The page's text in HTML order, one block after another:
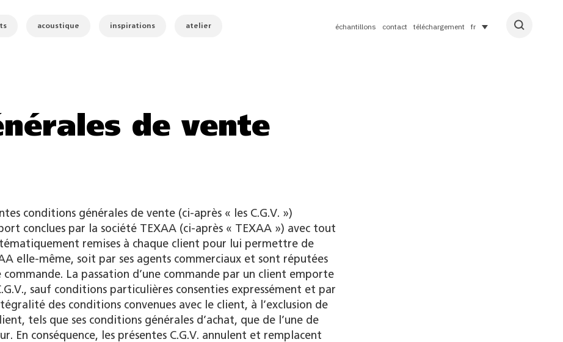
acoustique inspirations atelier échantillons contact téléchargement fr
de vente
conditions générales de vente (ci-après « les C.G.V. »)
conclues par la société TEXAA (ci-après « TEXAA ») avec tout
remises à chaque client pour lui permettre de
elle-même, soit par ses agents commerciaux et sont réputées
La passation d’une commande par un client emporte
sauf conditions particulières consenties expressément et par
des conditions convenues avec le client, à l’exclusion de
tels que ses conditions générales d’achat, que de l’une de
En conséquence, les présentes C.G.V. annulent et remplacent